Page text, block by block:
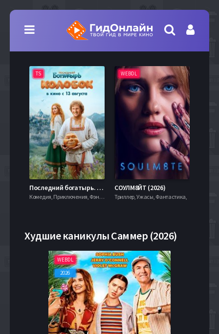
TS
Последний богатырь. Колобок (2026)
Комедия, Приключения, Фэнтези,
WEBDL
СОУЛМ8ЙТ (2026)
Триллер, Ужасы, Фантастика,
Худшие каникулы Саммер (2026)
WEBDL
2026